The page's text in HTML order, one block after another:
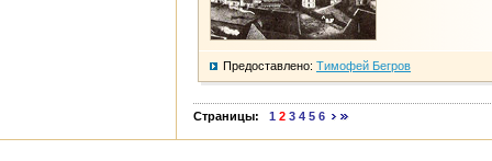
Предоставлено: Тимофей Бегров
Страницы: 1 2 3 4 5 6